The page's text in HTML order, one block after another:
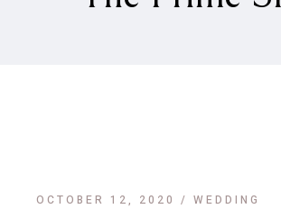
OCTOBER 12, 2020 WEDDING